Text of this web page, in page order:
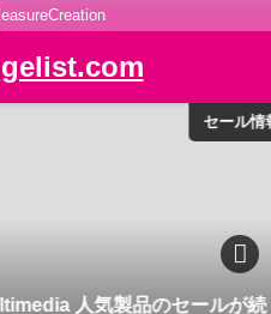
セール情報
人気製品のセールが続